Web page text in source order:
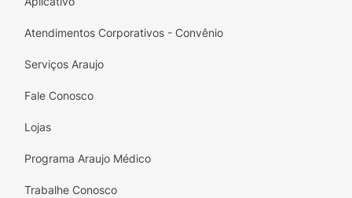
do bebê.
Cheirinho de Carinho:
bebê em uma sensação de conforto.
O formato
o produto no frasco original, oferecendo uma
cuidado contínuo do seu bebê.
Atendimentos Corporativos - Convênio
Serviços Araujo
Fale Conosco
Lojas
Programa Araujo Médico
Trabalhe Conosco